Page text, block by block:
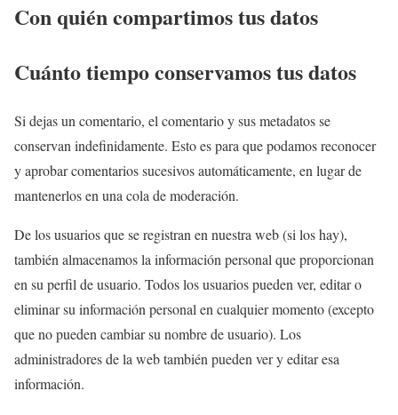
Con quién compartimos tus datos
Cuánto tiempo conservamos tus datos
Si dejas un comentario, el comentario y sus metadatos se
conservan indefinidamente. Esto es para que podamos reconocer
y aprobar comentarios sucesivos automáticamente, en lugar de
mantenerlos en una cola de moderación.
De los usuarios que se registran en nuestra web (si los hay),
también almacenamos la información personal que proporcionan
en su perfil de usuario. Todos los usuarios pueden ver, editar o
eliminar su información personal en cualquier momento (excepto
que no pueden cambiar su nombre de usuario). Los
administradores de la web también pueden ver y editar esa
información.